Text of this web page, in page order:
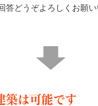
答どうぞよろしくお願い
築は可能です